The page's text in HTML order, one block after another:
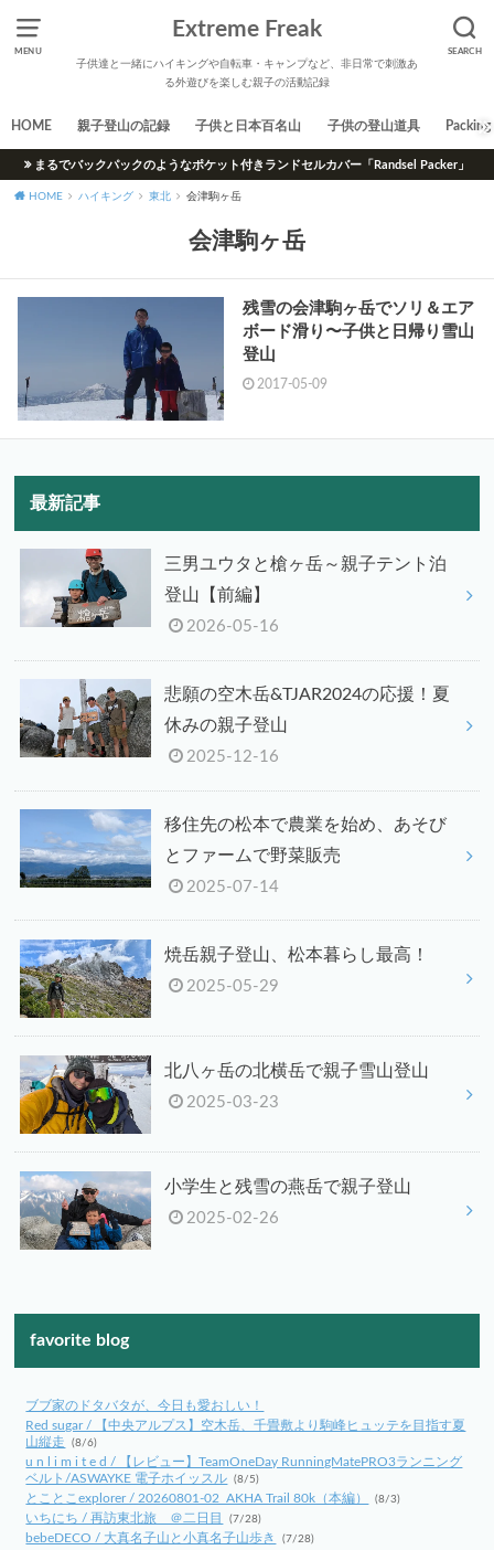
MENU SEARCH
Extreme Freak
子供達と一緒にハイキングや自転車・キャンプなど、非日常で刺激あ
る外遊びを楽しむ親子の活動記録
HOME 親子登山の記録 子供と日本百名山 子供の登山道具 Packing
まるでバックパックのようなポケット付きランドセルカバー「Randsel Packer」
HOME ハイキング 東北 会津駒ヶ岳
会津駒ヶ岳
残雪の会津駒ヶ岳でソリ＆エア
ボード滑り〜子供と日帰り雪山
登山
2017-05-09
最新記事
三男ユウタと槍ヶ岳～親子テント泊
登山【前編】
2026-05-16
悲願の空木岳&TJAR2024の応援！夏
休みの親子登山
2025-12-16
移住先の松本で農業を始め、あそび
とファームで野菜販売
2025-07-14
焼岳親子登山、松本暮らし最高！
2025-05-29
北八ヶ岳の北横岳で親子雪山登山
2025-03-23
小学生と残雪の燕岳で親子登山
2025-02-26
favorite blog
ブブ家のドタバタが、今日も愛おしい！
Red sugar / 【中央アルプス】空木岳、千畳敷より駒峰ヒュッテを目指す夏
山縦走
(8/6)
u n l i m i t e d / 【レビュー】TeamOneDay RunningMatePRO3ランニング
ベルト/ASWAYKE 電子ホイッスル (8/5)
とことこexplorer / 20260801-02_AKHA Trail 80k（本編） (8/3)
いちにち / 再訪東北旅 ＠二日目 (7/28)
bebeDECO / 大真名子山と小真名子山歩き (7/28)